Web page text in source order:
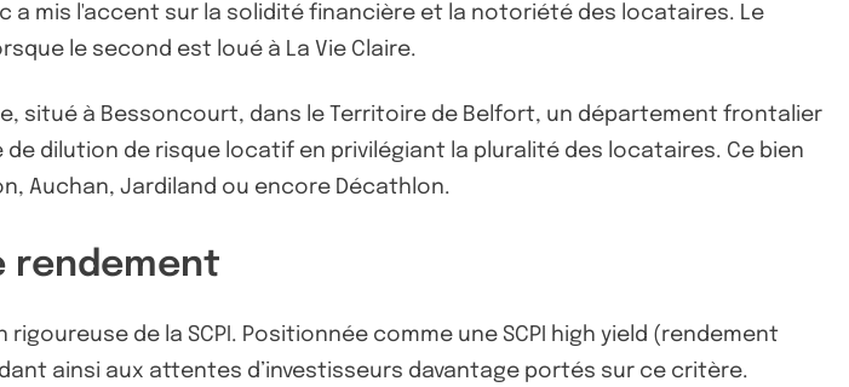
a mis l'accent sur la solidité financière et la notoriété des locataires. Le
le second est loué à La Vie Claire.
situé à Bessoncourt, dans le Territoire de Belfort, un département frontalier
dilution de risque locatif en privilégiant la pluralité des locataires. Ce bien
Auchan, Jardiland ou encore Décathlon.
rendement
de la SCPI. Positionnée comme une SCPI high yield (rendement
ainsi aux attentes d’investisseurs davantage portés sur ce critère.